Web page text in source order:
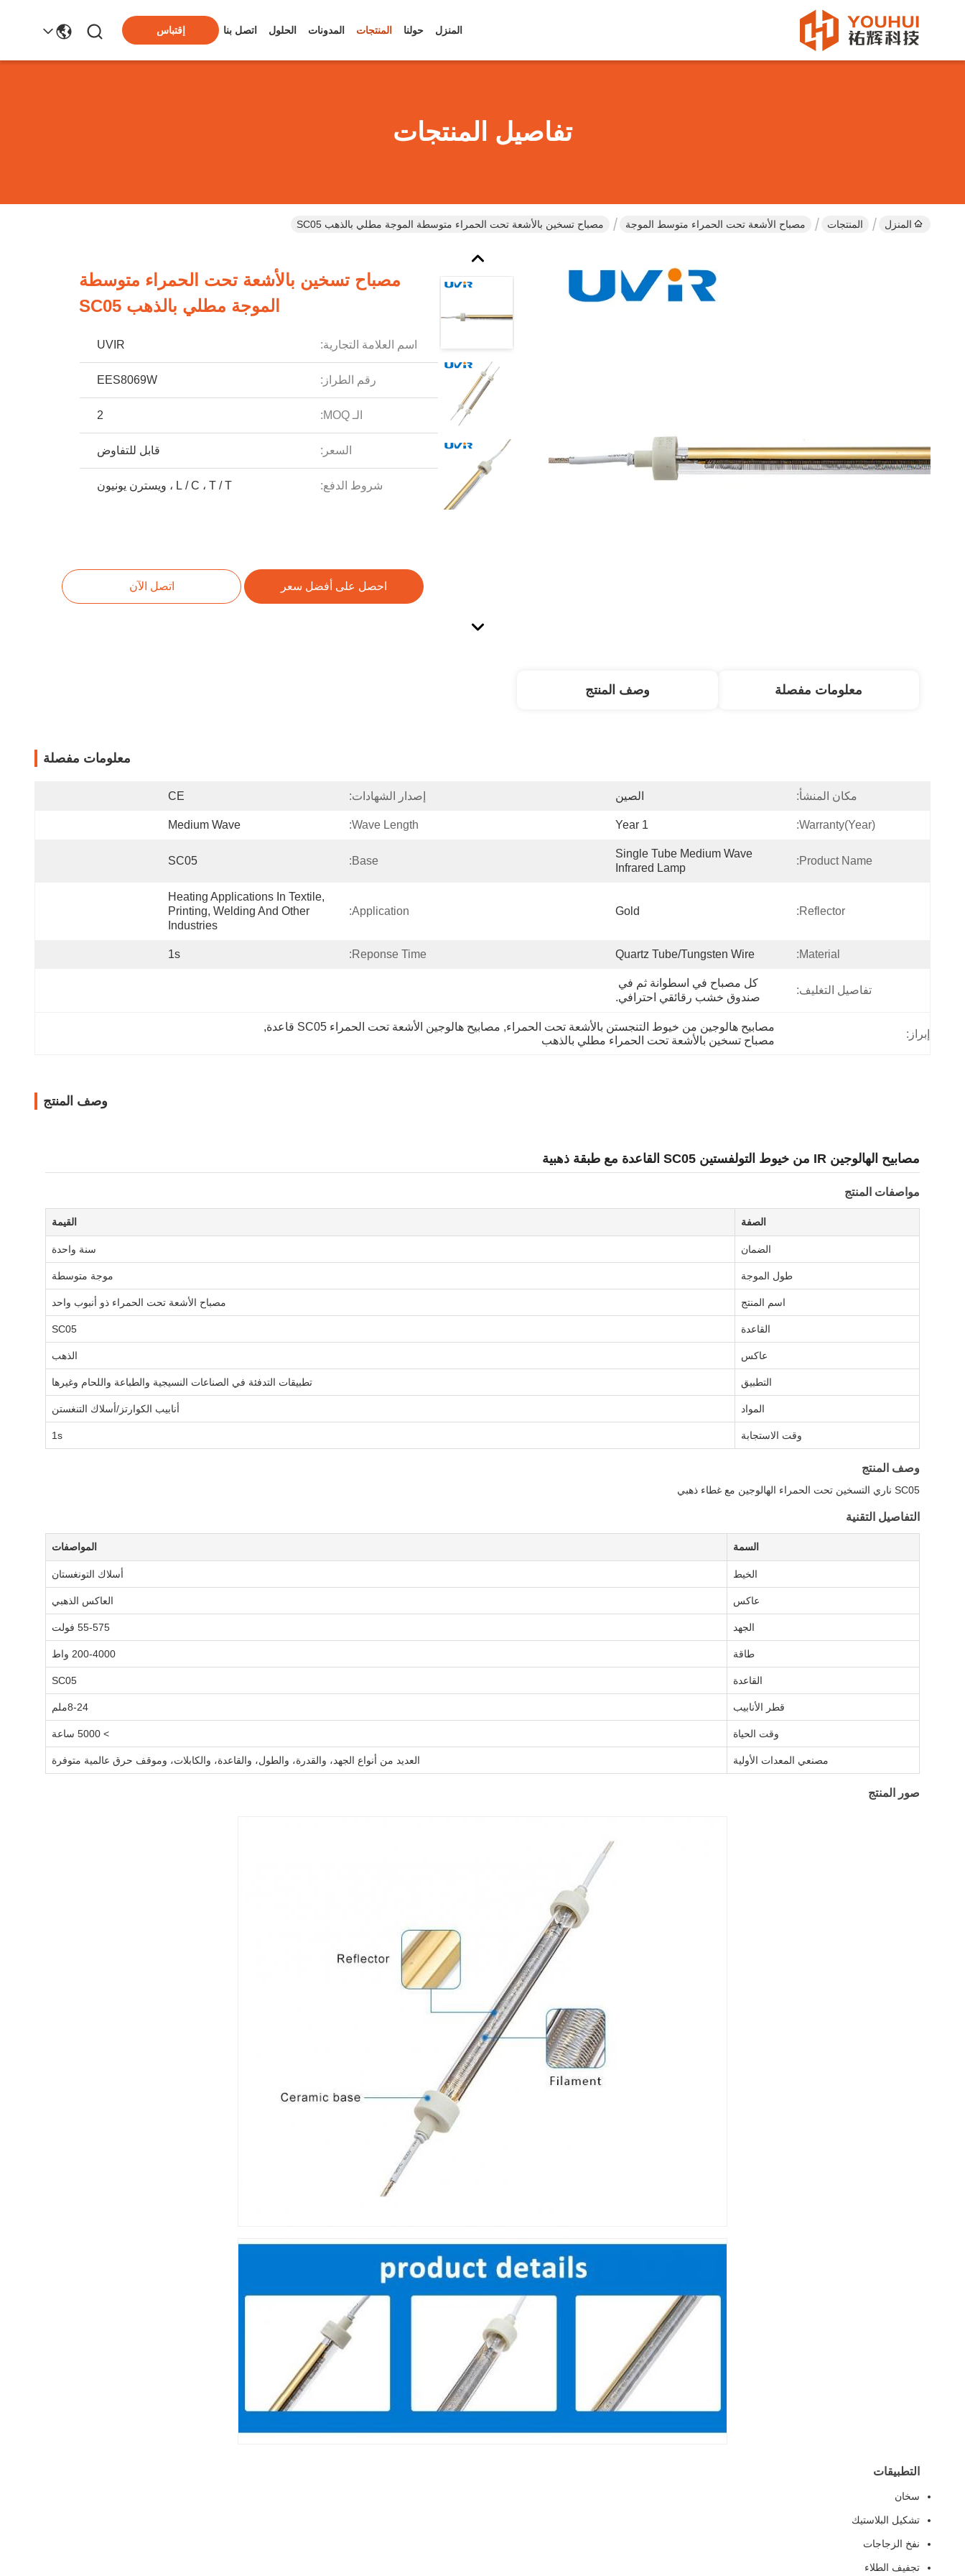
المنزل حولنا المنتجات المدونات الحلول اتصل بنا إقتباس
تفاصيل المنتجات
المنزل المنتجات مصباح الأشعة تحت الحمراء متوسط ​​الموجة مصباح تسخين بالأشعة تحت الحمراء متوسطة الموجة مطلي بالذهب SC05
مصباح تسخين بالأشعة تحت الحمراء متوسطة
الموجة مطلي بالذهب SC05
اسم العلامة التجارية: UVIR
رقم الطراز: EES8069W
الـ MOQ: 2
السعر: قابل للتفاوض
شروط الدفع: L / C ، T / T ، ويسترن يونيون
احصل على أفضل سعر اتصل الآن
معلومات مفصلة وصف المنتج
معلومات مفصلة
مكان المنشأ: الصين إصدار الشهادات: CE
Warranty(Year):
1 Year
Wave Length:
Medium Wave
Product Name:
Single Tube Medium Wave
Infrared Lamp
Base:
SC05
Reflector:
Gold
Application:
Heating Applications In Textile,
Printing, Welding And Other
Industries
Material:
Quartz Tube/tungsten Wire
Reponse Time:
1s
تفاصيل التغليف:
صندوق خشب رقائقي احترافي.
إبراز:
مصابيح هالوجين من خيوط التنجستن بالأشعة تحت الحمراء, مصابيح هالوجين الأشعة تحت الحمراء SC05 قاعدة
,
مصباح تسخين بالأشعة تحت الحمراء مطلي بالذهب
وصف المنتج
مصابيح الهالوجين IR من خيوط التولفستين SC05 القاعدة مع طبقة ذهبية
مواصفات المنتج
الصفة القيمة
الضمان سنة واحدة
طول الموجة موجة متوسطة
اسم المنتج مصباح الأشعة تحت الحمراء ذو أنبوب واحد
القاعدة SC05
عاكس الذهب
التطبيق تطبيقات التدفئة في الصناعات النسيجية والطباعة واللحام وغيرها
المواد أنابيب الكوارتز/أسلاك التنغستن
وقت الاستجابة 1s
وصف المنتج
SC05 ناري التسخين تحت الحمراء الهالوجين مع غطاء ذهبي
التفاصيل التقنية
السمة المواصفات
الخيط أسلاك التونغستان
عاكس العاكس الذهبي
الجهد 55-575 فولت
طاقة 200-4000 واط
القاعدة SC05
قطر الأنابيب 8-24ملم
وقت الحياة > 5000 ساعة
مصنعي المعدات الأولية العديد من أنواع الجهد، والقدرة، والطول، والقاعدة، والكابلات، وموقف حرق عالمية متوفرة
صور المنتج
التطبيقات
سخان
تشكيل البلاستيك
نفخ الزجاجات
تجفيف الطلاء